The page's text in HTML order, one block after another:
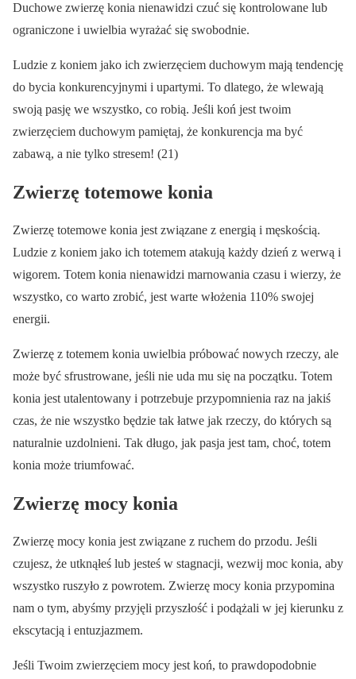
Duchowe zwierzę konia nienawidzi czuć się kontrolowane lub
ograniczone i uwielbia wyrażać się swobodnie.
Ludzie z koniem jako ich zwierzęciem duchowym mają tendencję
do bycia konkurencyjnymi i upartymi. To dlatego, że wlewają
swoją pasję we wszystko, co robią. Jeśli koń jest twoim
zwierzęciem duchowym pamiętaj, że konkurencja ma być
zabawą, a nie tylko stresem! (21)
Zwierzę totemowe konia
Zwierzę totemowe konia jest związane z energią i męskością.
Ludzie z koniem jako ich totemem atakują każdy dzień z werwą i
wigorem. Totem konia nienawidzi marnowania czasu i wierzy, że
wszystko, co warto zrobić, jest warte włożenia 110% swojej
energii.
Zwierzę z totemem konia uwielbia próbować nowych rzeczy, ale
może być sfrustrowane, jeśli nie uda mu się na początku. Totem
konia jest utalentowany i potrzebuje przypomnienia raz na jakiś
czas, że nie wszystko będzie tak łatwe jak rzeczy, do których są
naturalnie uzdolnieni. Tak długo, jak pasja jest tam, choć, totem
konia może triumfować.
Zwierzę mocy konia
Zwierzę mocy konia jest związane z ruchem do przodu. Jeśli
czujesz, że utknąłeś lub jesteś w stagnacji, wezwij moc konia, aby
wszystko ruszyło z powrotem. Zwierzę mocy konia przypomina
nam o tym, abyśmy przyjęli przyszłość i podążali w jej kierunku z
ekscytacją i entuzjazmem.
Jeśli Twoim zwierzęciem mocy jest koń, to prawdopodobnie